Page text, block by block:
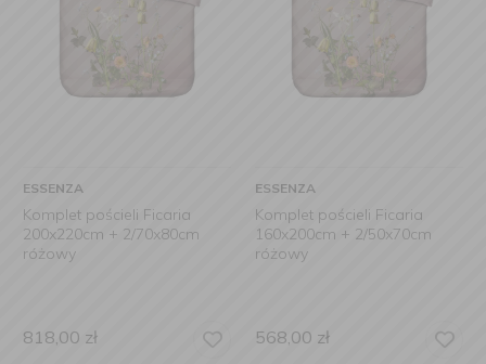
ESSENZA
Komplet pościeli Ficaria
200x220cm + 2/70x80cm
różowy
818,00 zł
ESSENZA
Komplet pościeli Ficaria
160x200cm + 2/50x70cm
różowy
568,00 zł